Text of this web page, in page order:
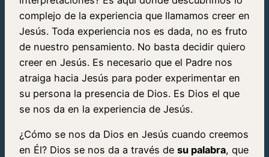
complejo de la experiencia que llamamos creer en
Jesús. Toda experiencia nos es dada, no es fruto
de nuestro pensamiento. No basta decidir quiero
creer en Jesús. Es necesario que el Padre nos
atraiga hacia Jesús para poder experimentar en
su persona la presencia de Dios. Es Dios el que
se nos da en la experiencia de Jesús.
¿Cómo se nos da Dios en Jesús cuando creemos
en Él? Dios se nos da a través de su palabra, que